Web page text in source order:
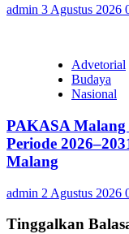
admin 3 Agustus 2026
Advetorial
Budaya
Nasional
PAKASA Malang
Periode
Malang
admin 2 Agustus 2026
Tinggalkan